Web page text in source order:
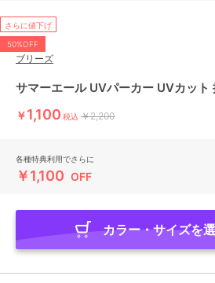
さらに値下げ
50%OFF
ブリーズ
サマーエール UVパーカー UVカット
￥1,100 税込 ￥2,200
各種特典利用でさらに
￥1,100 OFF
カラー・サイズを